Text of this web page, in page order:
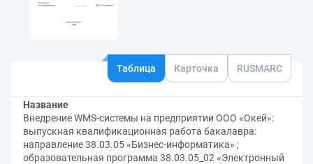
Таблица Карточка RUSMARC
Название
Внедрение WMS-системы на предприятии ООО «Окей»:
выпускная квалификационная работа бакалавра:
направление 38.03.05 «Бизнес-информатика» ;
образовательная программа 38.03.05_02 «Электронный